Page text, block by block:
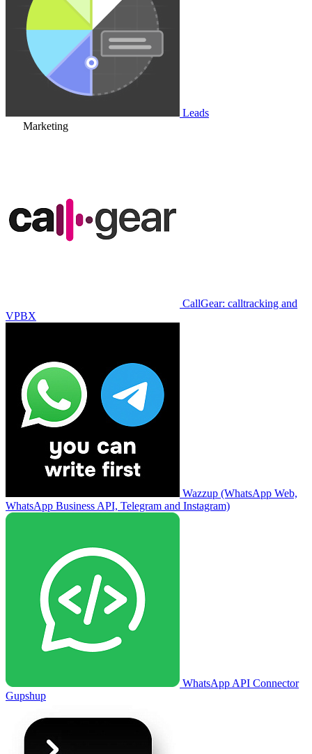
Leads
Marketing
CallGear: calltracking and
VPBX
Wazzup (WhatsApp Web,
WhatsApp Business API, Telegram and Instagram)
WhatsApp API Connector
Gupshup